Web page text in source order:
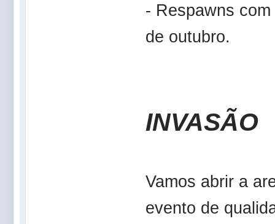
- Respawns
de outubro.
INVASÃO
Vamos abrir a
evento de